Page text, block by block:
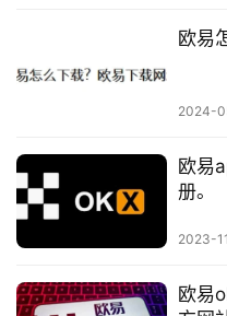
欧易
2024-
欧易
册。
2023-
欧易